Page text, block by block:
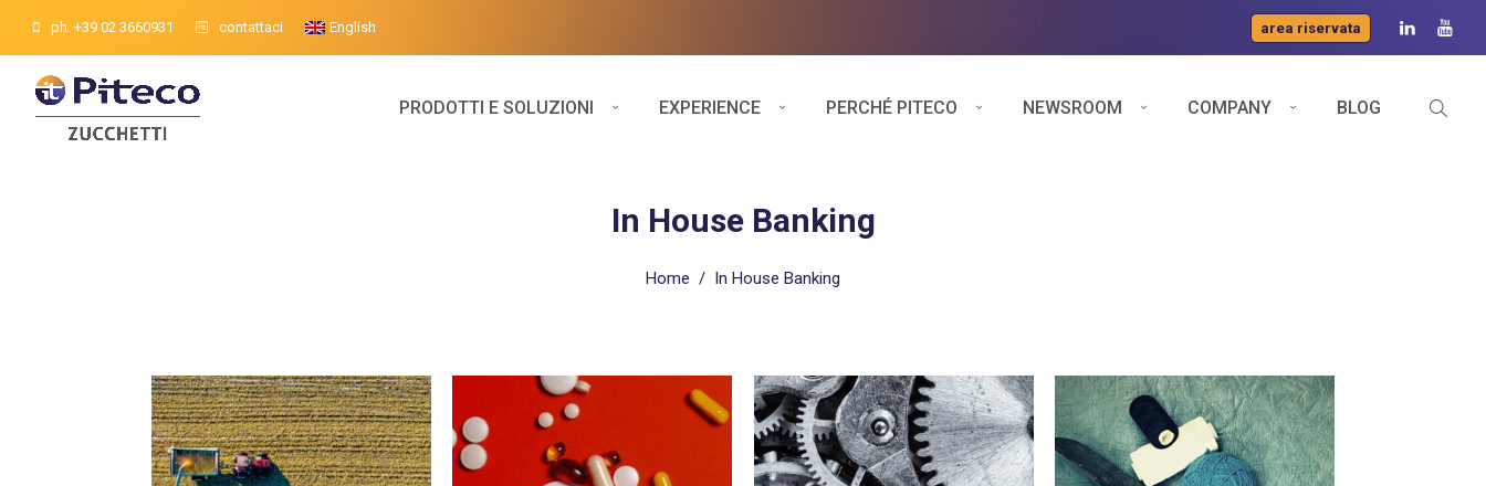
ph. +39 02 3660931 contattaci English area riservata
PRODOTTI E SOLUZIONI EXPERIENCE PERCHÉ PITECO NEWSROOM COMPANY BLOG
In House Banking
Home / In House Banking